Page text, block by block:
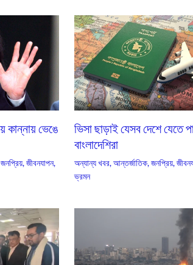
কান্নায় ভেঙে
জনপ্রিয়,জীবনযাপন,
ভিসা ছাড়াই যেসব দেশে যেতে
বাংলাদেশিরা
অন্যান্য খবর,আন্তর্জাতিক,জনপ্রিয়,
ভ্রমন